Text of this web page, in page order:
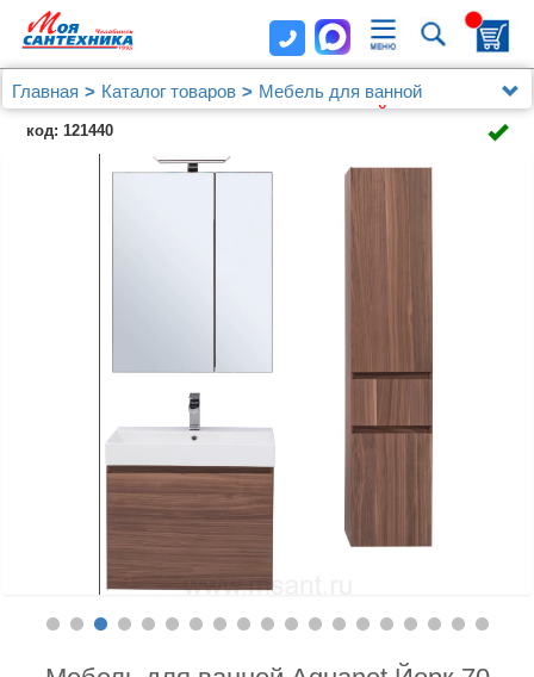
Главная Каталог товаров
Мебель для ванной
Aquanet
Мебель для ванной Aquanet Йорк 70 орех
код: 121440